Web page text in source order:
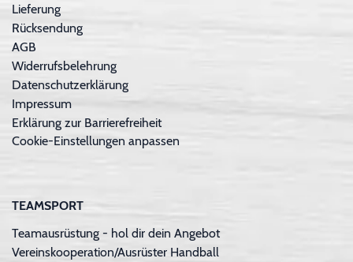
Lieferung
Rücksendung
AGB
Widerrufsbelehrung
Datenschutzerklärung
Impressum
Erklärung zur Barrierefreiheit
Cookie-Einstellungen anpassen
TEAMSPORT
Teamausrüstung - hol dir dein Angebot
Vereinskooperation/Ausrüster Handball